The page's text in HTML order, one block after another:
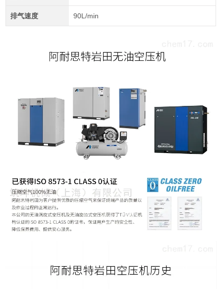
排气速度 90L/min